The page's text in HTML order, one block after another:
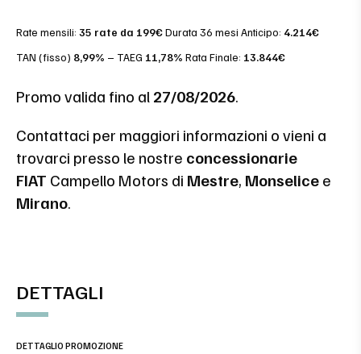
Rate mensili: 35 rate da 199€Durata 36 mesi Anticipo: 4.214€
TAN (fisso) 8,99% – TAEG 11,78% Rata Finale: 13.844€
Promo valida fino al 27/08/2026.
Contattaci per maggiori informazioni o vieni a
trovarci presso le nostre concessionarie
FIAT Campello Motors di Mestre, Monselicee
Mirano.
DETTAGLI
DETTAGLIO PROMOZIONE